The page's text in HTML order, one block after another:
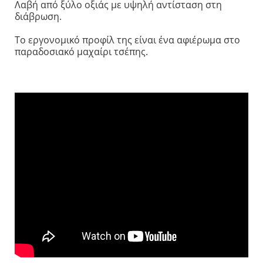
Λαβή από ξύλο οξιάς με υψηλή αντίσταση στη
διάβρωση.
Το εργονομικό προφίλ της είναι ένα αφιέρωμα στο
παραδοσιακό μαχαίρι τσέπης.